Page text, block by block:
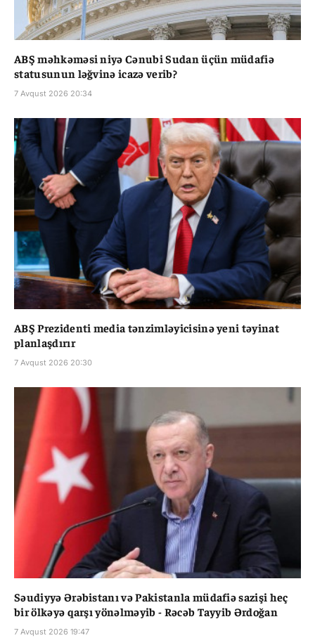
ABŞ məhkəməsi niyə Cənubi Sudan üçün müdafiə
statusunun ləğvinə icazə verib?
7 Avqust 2026 20:34
ABŞ Prezidenti media tənzimləyicisinə yeni təyinat
planlaşdırır
7 Avqust 2026 20:30
Səudiyyə Ərəbistanı və Pakistanla müdafiə sazişi heç
bir ölkəyə qarşı yönəlməyib - Rəcəb Tayyib Ərdoğan
7 Avqust 2026 19:47